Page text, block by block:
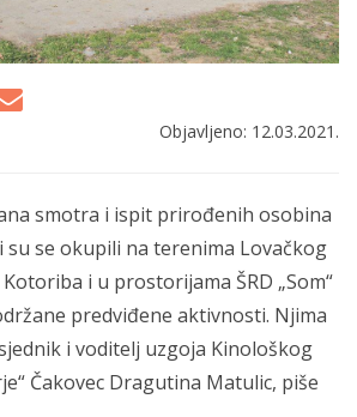
Objavljeno: 12.03.2021.
smotra i ispit prirođenih osobina
su se okupili na terenima Lovačkog
i u prostorijama ŠRD „Som“
predviđene aktivnosti. Njima
i voditelj uzgoja Kinološkog
Čakovec Dragutina Matulic, piše